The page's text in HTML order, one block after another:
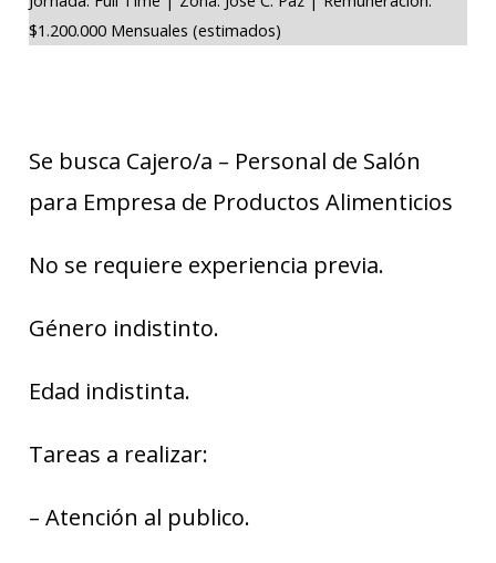
$1.200.000 Mensuales (estimados)
Se busca Cajero/a – Personal de Salón
para Empresa de Productos Alimenticios
No se requiere experiencia previa.
Género indistinto.
Edad indistinta.
Tareas a realizar:
– Atención al publico.